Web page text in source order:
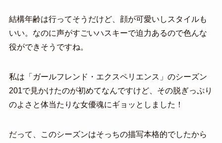
結構年齢は行ってそうだけど、顔が可愛いしスタイルも
いい。なのに声がすごいハスキーで迫力あるので色んな
役ができそうですね。
私は「ガールフレンド・エクスペリエンス」のシーズン
201で見かけたのが初めてなんですけど、その脱ぎっぷり
のよさと体当たりな女優魂にギョッとしました！
だって、このシーズンはそっちの描写本格的でしたから